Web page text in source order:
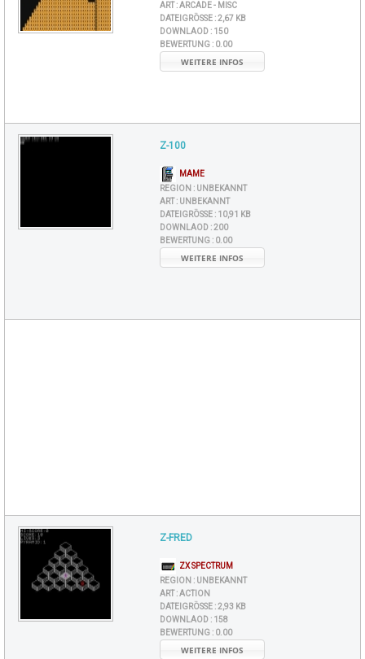
ART :ARCADE - MISC
DATEIGRÖSSE : 2,67 KB
DOWNLAOD : 150
BEWERTUNG : 0.00
WEITERE INFOS
Z-100
MAME
REGION : UNBEKANNT
ART : UNBEKANNT
DATEIGRÖSSE : 10,91 KB
DOWNLAOD :200
BEWERTUNG : 0.00
WEITERE INFOS
Z-FRED
ZX SPECTRUM
REGION : UNBEKANNT
ART :ACTION
DATEIGRÖSSE : 2,93 KB
DOWNLAOD : 158
BEWERTUNG : 0.00
WEITERE INFOS